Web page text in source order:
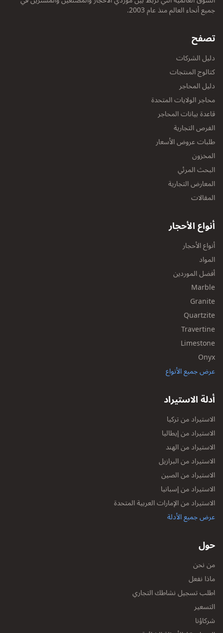
جميع أنحاء العالم منذ عام 2003.
تصفح
دليل الشركات
كتالوج المنتجات
دليل المحاجر
محاجر الولايات المتحدة
قاعدة بيانات المحاجر
الفرص التجارية
طلبات عروض الأسعار
المخزون
البحث المرئي
المعارض التجارية
المقالات
أنواع الأحجار
أنواع الأحجار
المواد
أفضل الموردين
Marble
Granite
Quartzite
Travertine
Limestone
Onyx
عرض جميع الأنواع
أدلة الاستيراد
الاستيراد من تركيا
الاستيراد من إيطاليا
الاستيراد من الهند
الاستيراد من البرازيل
الاستيراد من الصين
الاستيراد من إسبانيا
الاستيراد من الإمارات العربية المتحدة
عرض جميع الأدلة
حول
من نحن
ماذا نفعل
اطلب تسجيل نشاطك التجاري
التسعير
شركاؤنا